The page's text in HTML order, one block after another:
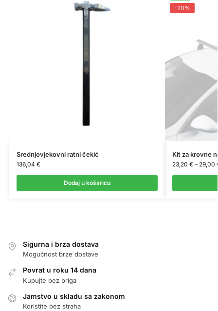
Srednjovjekovni ratni čekić
136,04 €
Dodaj u košaricu
-20%
Kit za krovne
23,20 € – 29,00
Sigurna i brza dostava
Mogućnost brze dostave
Povrat u roku 14 dana
Kupujte bez briga
Jamstvo u skladu sa zakonom
Koristite bez straha